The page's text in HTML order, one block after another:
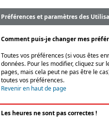
Préférences et paramètres des
Comment puis-je changer mes
Toutes vos préférences (si vous êtes
données. Pour les modifier, cliquez sur
pages, mais cela peut ne pas être le
toutes vos préférences.
Revenir en haut de page
Les heures ne sont pas correctes !